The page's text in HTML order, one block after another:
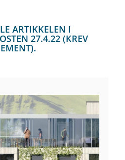
ARTIKKELEN I
27.4.22 (KREV